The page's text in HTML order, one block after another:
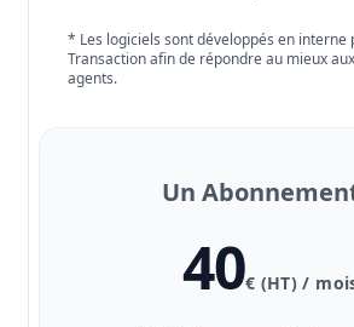
* Les logiciels sont développés en interne
Transaction afin de répondre au mieux
agents.
Un
40€ (HT) /